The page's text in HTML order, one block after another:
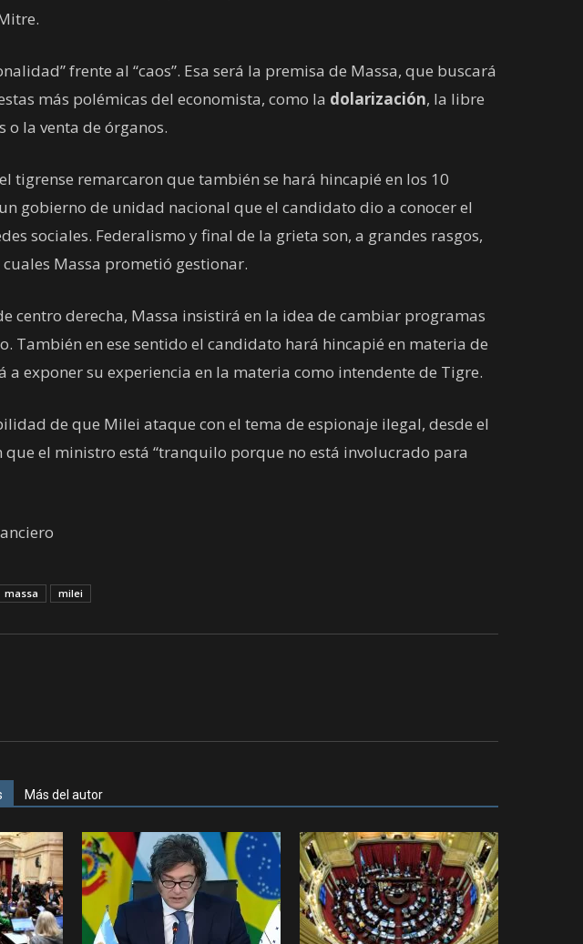
frente al “caos”. Esa será la premisa de Massa, que buscará
más polémicas del economista, como la dolarización, la libre
o la venta de órganos.
tigrense remarcaron que también se hará hincapié en los 10
gobierno de unidad nacional que el candidato dio a conocer el
sociales. Federalismo y final de la grieta son, a grandes rasgos,
cuales Massa prometió gestionar.
centro derecha, Massa insistirá en la idea de cambiar programas
También en ese sentido el candidato hará hincapié en materia de
a exponer su experiencia en la materia como intendente de Tigre.
de que Milei ataque con el tema de espionaje ilegal, desde el
que el ministro está “tranquilo porque no está involucrado para
massa milei
Más del autor